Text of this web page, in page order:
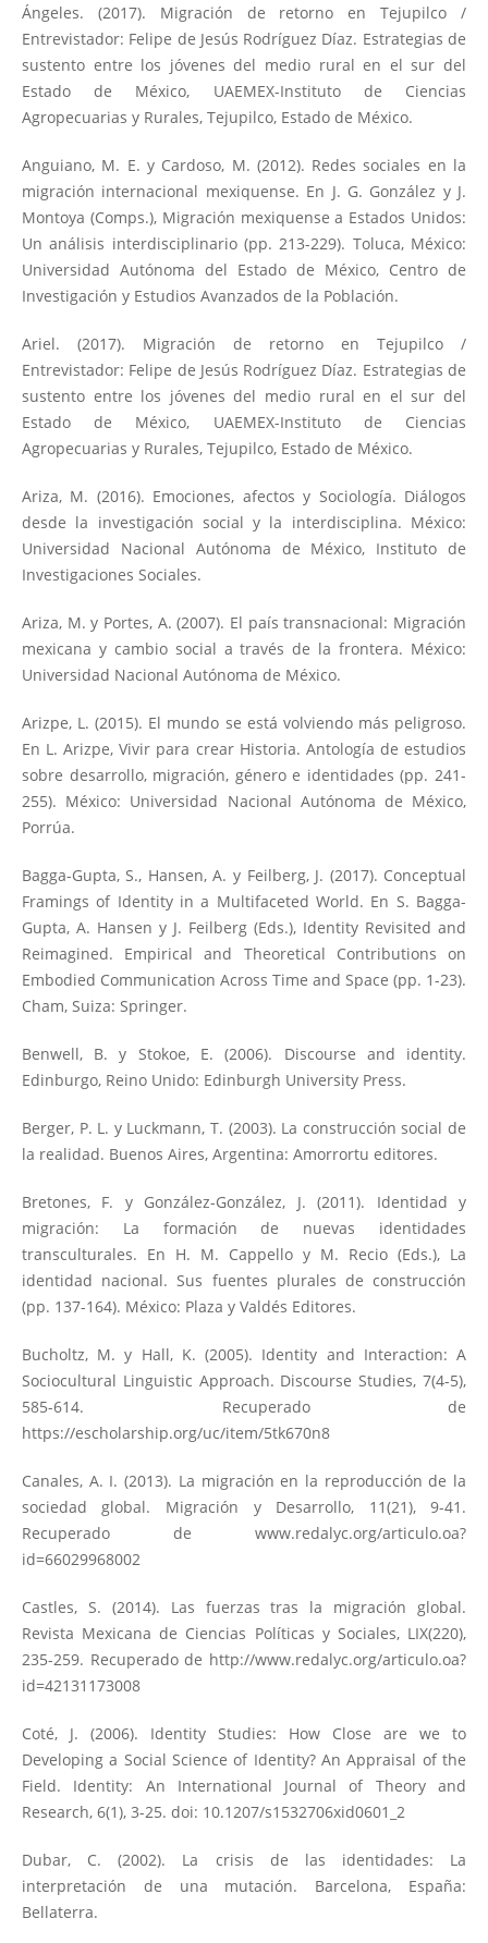
Ángeles. (2017). Migración de retorno en Tejupilco /
Entrevistador: Felipe de Jesús Rodríguez Díaz. Estrategias de
sustento entre los jóvenes del medio rural en el sur del
Estado de México, UAEMEX-Instituto de Ciencias
Agropecuarias y Rurales, Tejupilco, Estado de México.
Anguiano, M. E. y Cardoso, M. (2012). Redes sociales en la
migración internacional mexiquense. En J. G. González y J.
Montoya (Comps.), Migración mexiquense a Estados Unidos:
Un análisis interdisciplinario (pp. 213-229). Toluca, México:
Universidad Autónoma del Estado de México, Centro de
Investigación y Estudios Avanzados de la Población.
Ariel. (2017). Migración de retorno en Tejupilco /
Entrevistador: Felipe de Jesús Rodríguez Díaz. Estrategias de
sustento entre los jóvenes del medio rural en el sur del
Estado de México, UAEMEX-Instituto de Ciencias
Agropecuarias y Rurales, Tejupilco, Estado de México.
Ariza, M. (2016). Emociones, afectos y Sociología. Diálogos
desde la investigación social y la interdisciplina. México:
Universidad Nacional Autónoma de México, Instituto de
Investigaciones Sociales.
Ariza, M. y Portes, A. (2007). El país transnacional: Migración
mexicana y cambio social a través de la frontera. México:
Universidad Nacional Autónoma de México.
Arizpe, L. (2015). El mundo se está volviendo más peligroso.
En L. Arizpe, Vivir para crear Historia. Antología de estudios
sobre desarrollo, migración, género e identidades (pp. 241-
255). México: Universidad Nacional Autónoma de México,
Porrúa.
Bagga-Gupta, S., Hansen, A. y Feilberg, J. (2017). Conceptual
Framings of Identity in a Multifaceted World. En S. Bagga-
Gupta, A. Hansen y J. Feilberg (Eds.), Identity Revisited and
Reimagined. Empirical and Theoretical Contributions on
Embodied Communication Across Time and Space (pp. 1-23).
Cham, Suiza: Springer.
Benwell, B. y Stokoe, E. (2006). Discourse and identity.
Edinburgo, Reino Unido: Edinburgh University Press.
Berger, P. L. y Luckmann, T. (2003). La construcción social de
la realidad. Buenos Aires, Argentina: Amorrortu editores.
Bretones, F. y González-González, J. (2011). Identidad y
migración: La formación de nuevas identidades
transculturales. En H. M. Cappello y M. Recio (Eds.), La
identidad nacional. Sus fuentes plurales de construcción
(pp. 137-164). México: Plaza y Valdés Editores.
Bucholtz, M. y Hall, K. (2005). Identity and Interaction: A
Sociocultural Linguistic Approach. Discourse Studies, 7(4-5),
585-614. Recuperado de
https://escholarship.org/uc/item/5tk670n8
Canales, A. I. (2013). La migración en la reproducción de la
sociedad global. Migración y Desarrollo, 11(21), 9-41.
Recuperado de www.redalyc.org/articulo.oa?
id=66029968002
Castles, S. (2014). Las fuerzas tras la migración global.
Revista Mexicana de Ciencias Políticas y Sociales, LIX(220),
235-259. Recuperado de http://www.redalyc.org/articulo.oa?
id=42131173008
Coté, J. (2006). Identity Studies: How Close are we to
Developing a Social Science of Identity? An Appraisal of the
Field. Identity: An International Journal of Theory and
Research, 6(1), 3-25. doi: 10.1207/s1532706xid0601_2
Dubar, C. (2002). La crisis de las identidades: La
interpretación de una mutación. Barcelona, España:
Bellaterra.